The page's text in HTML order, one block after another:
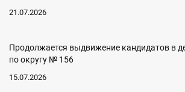
21.07.2026
Продолжается выдвижение кандидатов в
по округу № 156
15.07.2026